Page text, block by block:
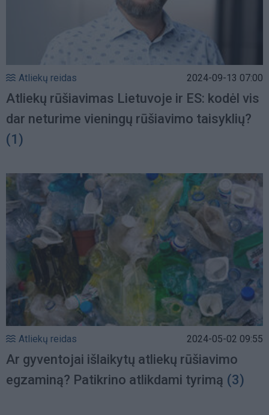
Atliekų reidas 2024-09-13 07:00
Atliekų rūšiavimas Lietuvoje ir ES: kodėl vis
dar neturime vieningų rūšiavimo taisyklių?
(1)
Atliekų reidas 2024-05-02 09:55
Ar gyventojai išlaikytų atliekų rūšiavimo
egzaminą? Patikrino atlikdami tyrimą (3)